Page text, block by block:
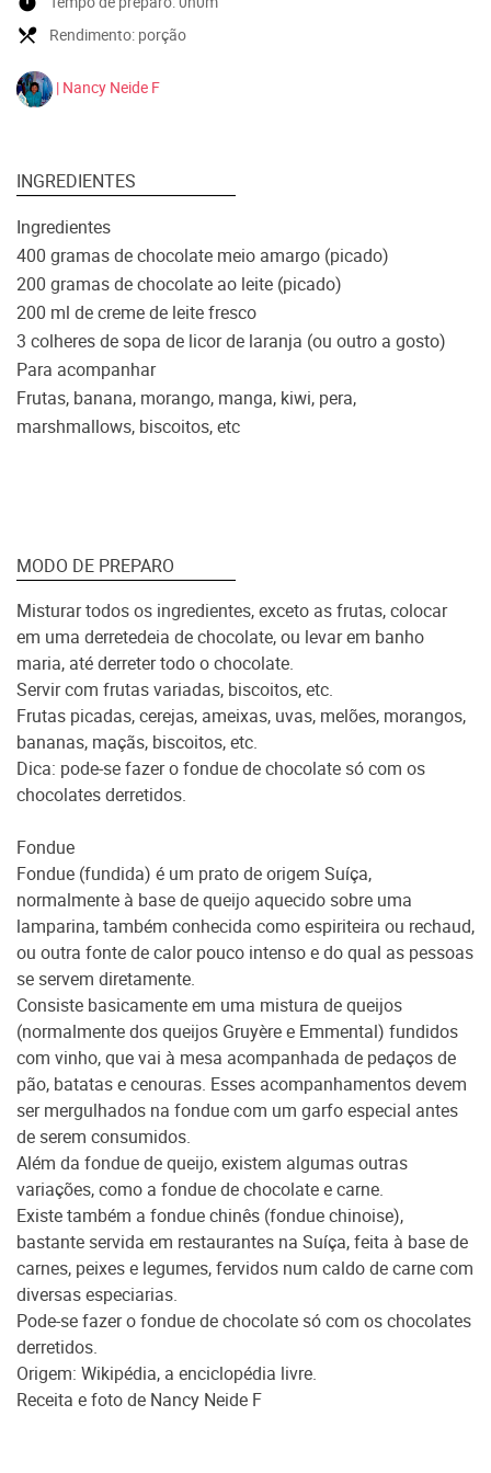
local_dining Rendimento: porção
| Nancy Neide F
INGREDIENTES
Ingredientes
400 gramas de chocolate meio amargo (picado)
200 gramas de chocolate ao leite (picado)
200 ml de creme de leite fresco
3 colheres de sopa de licor de laranja (ou outro a gosto)
Para acompanhar
Frutas, banana, morango, manga, kiwi, pera,
marshmallows, biscoitos, etc
MODO DE PREPARO
Misturar todos os ingredientes, exceto as frutas, colocar
em uma derretedeia de chocolate, ou levar em banho
maria, até derreter todo o chocolate.
Servir com frutas variadas, biscoitos, etc.
Frutas picadas, cerejas, ameixas, uvas, melões, morangos,
bananas, maçãs, biscoitos, etc.
Dica: pode-se fazer o fondue de chocolate só com os
chocolates derretidos.
Fondue
Fondue (fundida) é um prato de origem Suíça,
normalmente à base de queijo aquecido sobre uma
lamparina, também conhecida como espiriteira ou rechaud,
ou outra fonte de calor pouco intenso e do qual as pessoas
se servem diretamente.
Consiste basicamente em uma mistura de queijos
(normalmente dos queijos Gruyère e Emmental) fundidos
com vinho, que vai à mesa acompanhada de pedaços de
pão, batatas e cenouras. Esses acompanhamentos devem
ser mergulhados na fondue com um garfo especial antes
de serem consumidos.
Além da fondue de queijo, existem algumas outras
variações, como a fondue de chocolate e carne.
Existe também a fondue chinês (fondue chinoise),
bastante servida em restaurantes na Suíça, feita à base de
carnes, peixes e legumes, fervidos num caldo de carne com
diversas especiarias.
Pode-se fazer o fondue de chocolate só com os chocolates
derretidos.
Origem: Wikipédia, a enciclopédia livre.
Receita e foto de Nancy Neide F